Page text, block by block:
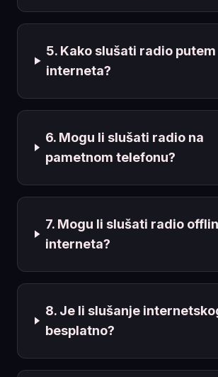
5. Kako slušati radio putem
interneta?
6. Mogu li slušati radio na
pametnom telefonu?
7. Mogu li slušati radio
interneta?
8. Je li slušanje
besplatno?